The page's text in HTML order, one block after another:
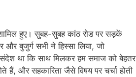
हुए। सुबह-सुबह कांठ रोड पर सड़कें
और बुजुर्ग सभी ने हिस्सा लिया, जो
था कि साथ मिलकर हम समाज को बेहतर
और सहकारिता जैसे विषय पर चर्चा होती